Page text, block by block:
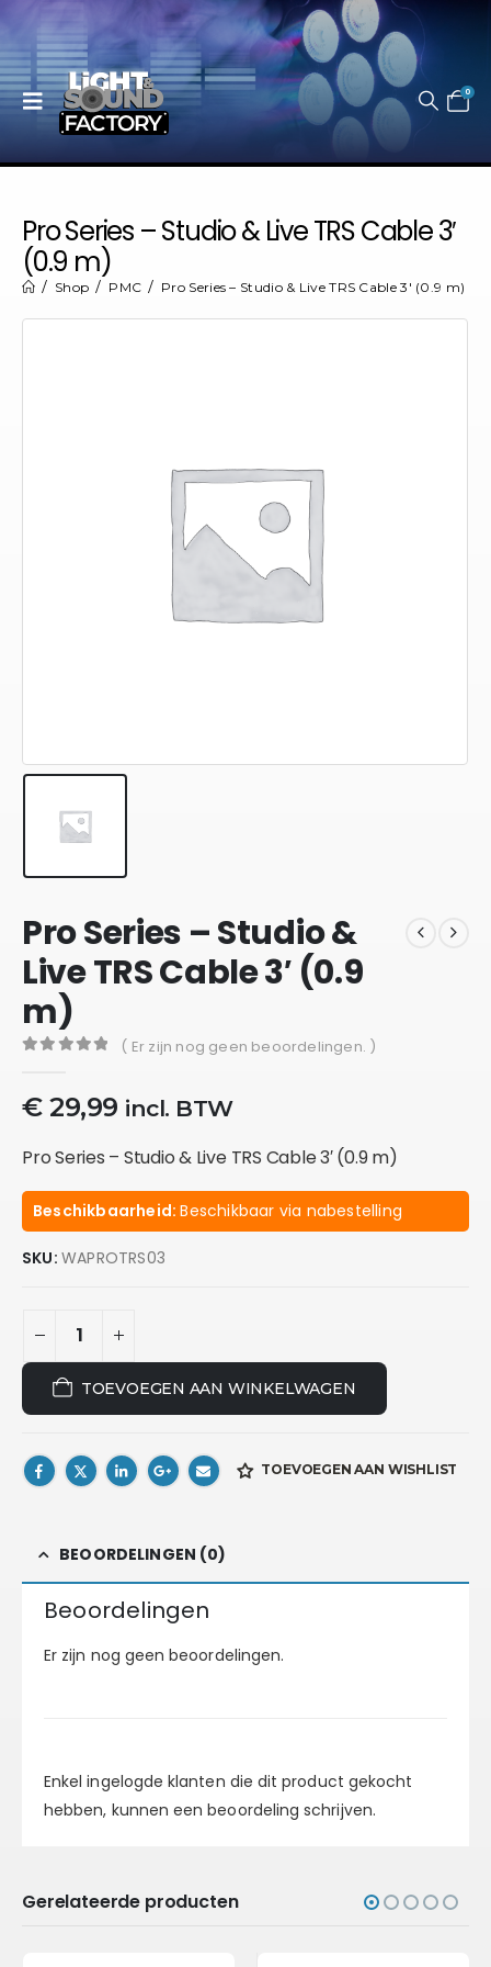
0
Pro Series – Studio & Live TRS Cable 3′
(0.9 m)
Shop PMC Pro Series – Studio & Live TRS Cable 3′ (0.9 m)
Pro Series – Studio &
Live TRS Cable 3′ (0.9
m)
( Er zijn nog geen beoordelingen. )
€29,99 incl. BTW
Pro Series – Studio & Live TRS Cable 3′ (0.9 m)
Beschikbaarheid:Beschikbaar via nabestelling
SKU: WAPROTRS03
TOEVOEGEN AAN WINKELWAGEN
TOEVOEGEN AAN WISHLIST
BEOORDELINGEN (0)
Beoordelingen
Er zijn nog geen beoordelingen.
Enkel ingelogde klanten die dit product gekocht
hebben, kunnen een beoordeling schrijven.
Gerelateerde producten